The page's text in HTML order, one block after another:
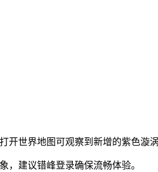
世界地图可观察到新增的紫色漩涡
，建议错峰登录确保流畅体验。